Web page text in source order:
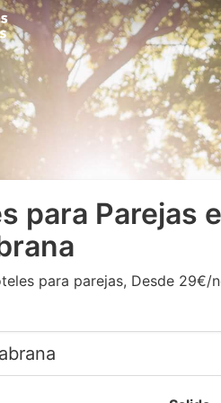
para Parejas
para parejas, Desde 29€/